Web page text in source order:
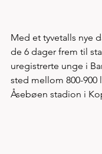
Med et tyvetalls nye
de 6 dager frem til
uregistrerte unge i
sted mellom 800-900
Åsebøen stadion i